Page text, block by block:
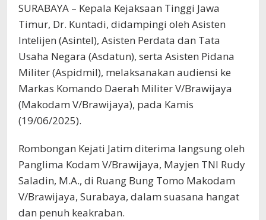
SURABAYA – Kepala Kejaksaan Tinggi Jawa
Timur, Dr. Kuntadi, didampingi oleh Asisten
Intelijen (Asintel), Asisten Perdata dan Tata
Usaha Negara (Asdatun), serta Asisten Pidana
Militer (Aspidmil), melaksanakan audiensi ke
Markas Komando Daerah Militer V/Brawijaya
(Makodam V/Brawijaya), pada Kamis
(19/06/2025).
Rombongan Kejati Jatim diterima langsung oleh
Panglima Kodam V/Brawijaya, Mayjen TNI Rudy
Saladin, M.A., di Ruang Bung Tomo Makodam
V/Brawijaya, Surabaya, dalam suasana hangat
dan penuh keakraban.